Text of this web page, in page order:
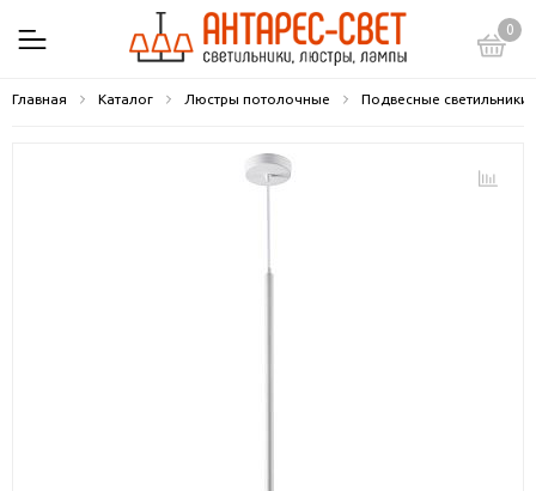
0
Главная Каталог Люстры потолочные Подвесные светильники